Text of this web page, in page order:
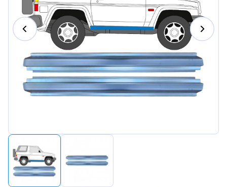
Magyar
Lietuvių
Hrvatski
Português
Slovenian
Latvian